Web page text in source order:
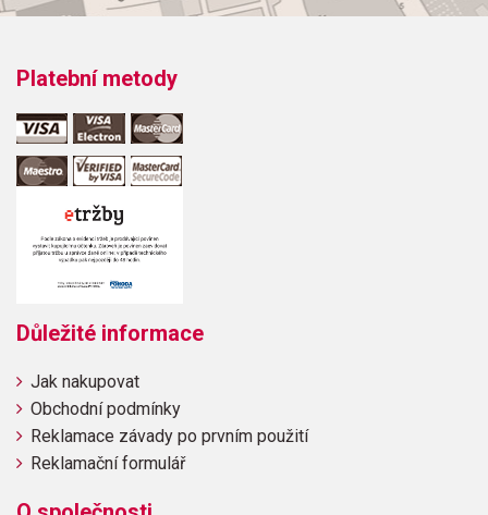
Platební metody
Důležité informace
Jak nakupovat
Obchodní podmínky
Reklamace závady po prvním použití
Reklamační formulář